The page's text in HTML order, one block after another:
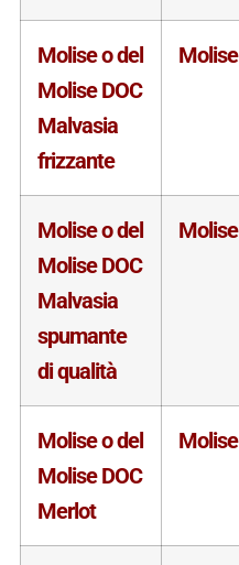
Molise o del
Molise DOC
Malvasia
frizzante
Molise
Molise o del
Molise DOC
Malvasia
spumante
di qualità
Molise
Molise o del
Molise DOC
Merlot
Molise